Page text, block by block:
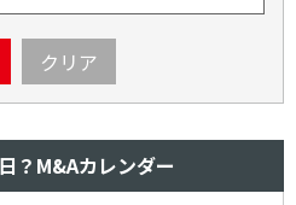
クリア
？M&Aカレンダー